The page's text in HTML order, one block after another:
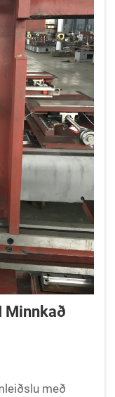
Minnkað
með